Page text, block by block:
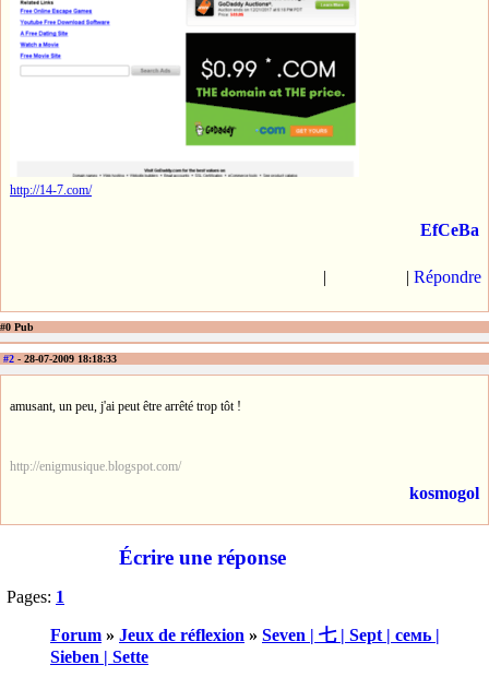
http://14-7.com/
EfCeBa
| | Répondre
#0 Pub
#2 - 28-07-2009 18:18:33
amusant, un peu, j'ai peut être arrêté trop tôt !
http://enigmusique.blogspot.com/
kosmogol
Écrire une réponse
Pages: 1
Forum » Jeux de réflexion » Seven | 七 | Sept | семь |
Sieben | Sette